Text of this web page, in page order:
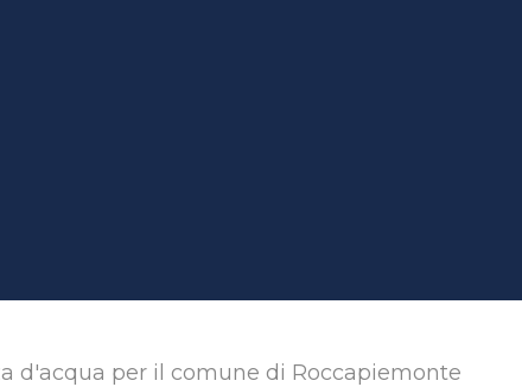
d'acqua per il comune di Roccapiemonte